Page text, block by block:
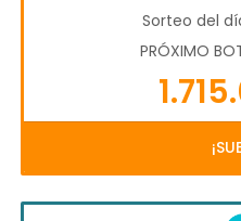
Sorteo del
PRÓXIMO